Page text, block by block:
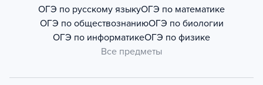
ОГЭ по русскому языкуОГЭ по математике
ОГЭ по обществознаниюОГЭ по биологии
ОГЭ по информатикеОГЭ по физике
Все предметы